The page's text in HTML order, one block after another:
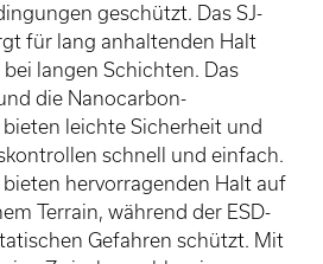
geschützt. Das SJ-
für lang anhaltenden Halt
langen Schichten. Das
die Nanocarbon-
leichte Sicherheit und
schnell und einfach.
hervorragenden Halt auf
Terrain, während der ESD-
Gefahren schützt. Mit